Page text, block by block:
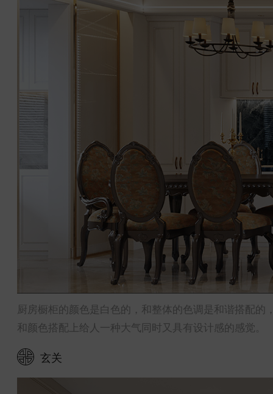
厨房橱柜的颜色是白色的，和整体的色调是和谐搭配
和颜色搭配上给人一种大气同时又具有设计感的感觉。
玄关